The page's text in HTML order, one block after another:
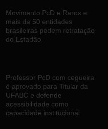
Movimento PcD e Raros e
mais de 50 entidades
brasileiras pedem retratação
do Estadão
Professor PcD com cegueira
é aprovado para Titular da
UFABC e defende
acessibilidade como
capacidade institucional